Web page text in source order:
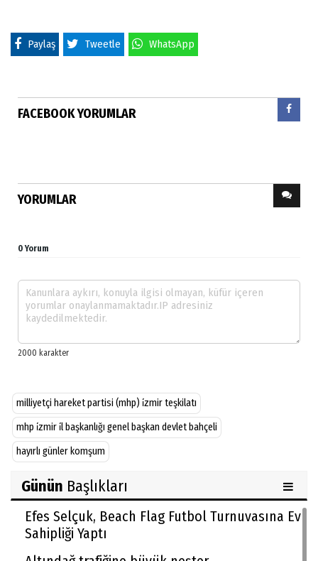
Paylaş Tweetle WhatsApp
FACEBOOK YORUMLAR
YORUMLAR
0 Yorum
milliyetçi hareket partisi (mhp) i̇zmir teşkilatı
mhp i̇zmir i̇l başkanlığı genel başkan devlet bahçeli
hayırlı günler komşum
Günün Başlıkları
Efes Selçuk, Beach Flag Futbol Turnuvasına Ev
Sahipliği Yaptı